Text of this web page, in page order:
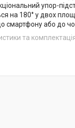
упор-
на 180° у двох
смартфону або до
та